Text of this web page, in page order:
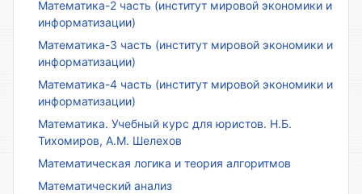
Математика-2 часть (институт мировой экономики и
информатизации)
Математика-3 часть (институт мировой экономики и
информатизации)
Математика-4 часть (институт мировой экономики и
информатизации)
Математика. Учебный курс для юристов. Н.Б.
Тихомиров, А.М. Шелехов
Математическая логика и теория алгоритмов
Математический анализ